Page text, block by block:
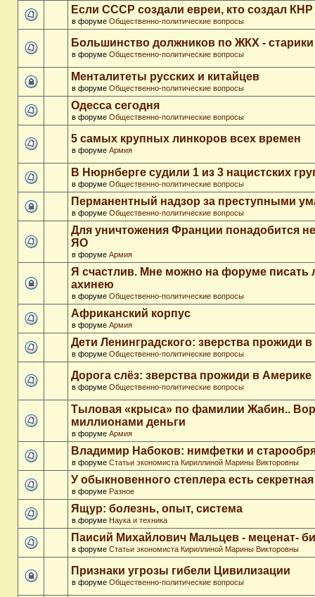
Если СССР создали евреи, кто создал
в форуме Общественно-политические вопросы
Большинство должников по ЖКХ - старики
в форуме Общественно-политические вопросы
Менталитеты русских и китайцев
в форуме Общественно-политические вопросы
Одесса сегодня
в форуме Общественно-политические вопросы
5 самых крупных линкоров всех времен
в форуме Армия
В Нюрнберге судили 1 из 3 нацистских
в форуме Общественно-политические вопросы
Перманентный надзор за преступными
в форуме Общественно-политические вопросы
Для уничтожения Франции понадобится
ЯО
в форуме Армия
Я счастлив. Мне можно на форуме
ахинею
в форуме Общественно-политические вопросы
Африканский корпус
в форуме Армия
Дети Ленинградского: зверства прожиди
в форуме Общественно-политические вопросы
Дорога слёз: зверства прожиди в Америке
в форуме Общественно-политические вопросы
Тыловая «крыса» по фамилии Жабин..
миллионами деньги
в форуме Армия
Владимир Набоков: нимфетки и
в форуме Статьи экономиста Кириллиной Марины Викторовны
У обыкновенного степлера есть
в форуме Разное
Ящур: болезнь, опыт, система
в форуме Наука и техника
Паисий Михайлович Мальцев - меценат-
в форуме Статьи экономиста Кириллиной Марины Викторовны
Признаки угрозы гибели Цивилизации
в форуме Общественно-политические вопросы